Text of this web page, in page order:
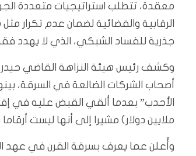
معقدة، تتطلب استراتيجيات متعددة
الرقابية والقضائية لضمان عدم تكرار
جذرية للفساد الشبكي، الذي لا يهدد
وكشف رئيس هيئة النزاهة القاضي
أصحاب الشركات الضالعة في السرقة،
ملايين دولار) مشيرا إلى أنها ليست أرقاما